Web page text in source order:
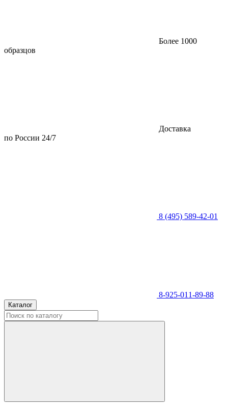
Более 1000
образцов
Доставка
по России 24/7
8 (495) 589-42-01
8-925-011-89-88
Каталог